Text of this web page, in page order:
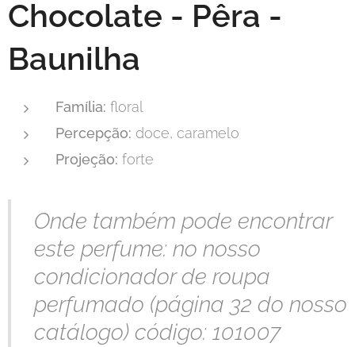
Chocolate - Pêra -
Baunilha
Família: floral
Percepção: doce, caramelo
Projeção: forte
Onde também pode encontrar
este perfume: no nosso
condicionador de roupa
perfumado (página 32 do nosso
catálogo) código: 101007